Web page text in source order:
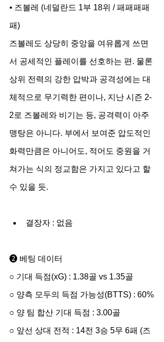
⦁ 즈볼레 (네덜란드 1부 18위 / 패패패패
패)
즈볼레도 상당히 중앙을 여유롭게 쓰면
서 공세적인 플레이를 선호하는 편. 물론
상위 전력의 강한 압박과 공격성에는 대
체적으로 무기력한 편이나, 지난 시즌 2-
2로 즈볼레와 비기는 등, 공격력이 아주
맹탕은 아니다. 부에서 보여준 압도적인
화력만큼은 아니어도, 적어도 중원을 거
쳐가는 식의 정교함은 가지고 있다고 할
수 있을 듯.
결장자 : 없음
➋ 베팅 데이터
○ 기대 득점(xG) : 1.38골 vs 1.35골
○ 양측 모두의 득점 가능성(BTTS) : 60%
○ 양 팀 합산 기대 득점 : 3.00골
○ 앞선 상대 전적 : 14전 3승 5무 6패 (즈